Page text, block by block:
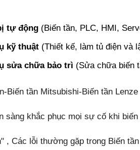
tự động(Biến tần, PLC, HMI,
kỹ thuật(Thiết kế, làm tủ điện và
sửa chữa bảo trì (Sửa chữa biến
Biến tần Mitsubishi-Biến tần
sàng khắc phục mọi sự cố khi
, Các lỗi thường gặp trong Biến